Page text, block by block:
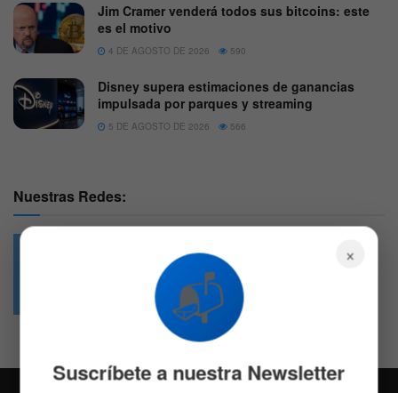
Jim Cramer venderá todos sus bitcoins: este
es el motivo
4 DE AGOSTO DE 2026 590
Disney supera estimaciones de ganancias
impulsada por parques y streaming
5 DE AGOSTO DE 2026 566
Nuestras Redes:
4.7k
Followers
×
📬
Suscríbete a nuestra Newsletter